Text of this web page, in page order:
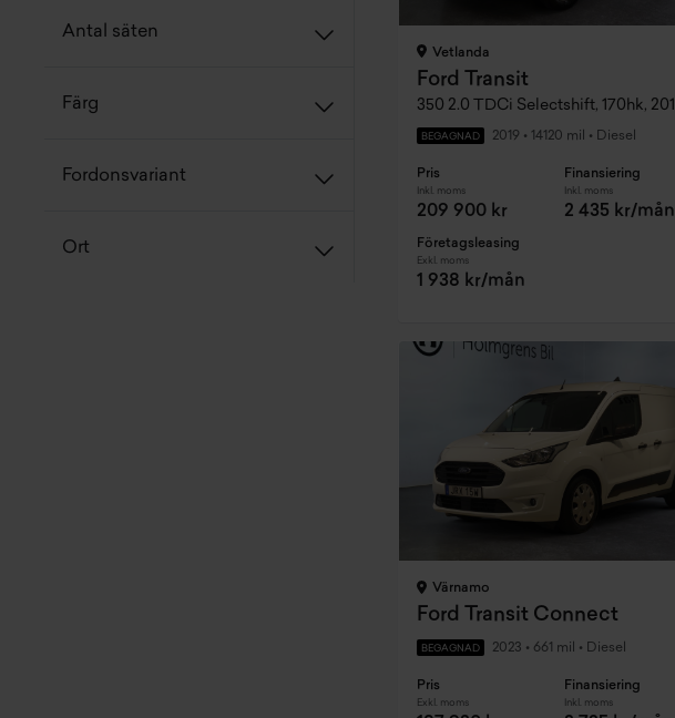
Antal säten
Färg
Fordonsvariant
Ort
Vetlanda
Ford Transit
BEGAGNAD 2019 • 14120 mil • Diesel
Pris
Inkl. moms
209 900 kr
Finansiering
Inkl. moms
2 435 kr/mån
Företagsleasing
Exkl. moms
1 938 kr/mån
Värnamo
Ford Transit Connect
BEGAGNAD 2023 • 661 mil • Diesel
Pris
Exkl. moms
Finansiering
Inkl. moms